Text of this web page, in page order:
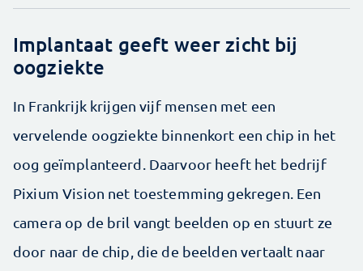
Implantaat geeft weer zicht bij
oogziekte
In Frankrijk krijgen vijf mensen met een
vervelende oogziekte binnenkort een chip in het
oog geïmplanteerd. Daarvoor heeft het bedrijf
Pixium Vision net toestemming gekregen. Een
camera op de bril vangt beelden op en stuurt ze
door naar de chip, die de beelden vertaalt naar